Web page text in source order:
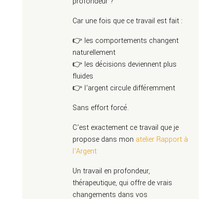
Car une fois que ce travail est fait :
👉 les comportements changent
naturellement
👉 les décisions deviennent plus
fluides
👉 l’argent circule différemment
Sans effort forcé.
C’est exactement ce travail que je
propose dans mon atelier Rapport à
l’Argent
Un travail en profondeur,
thérapeutique, qui offre de vrais
changements dans vos